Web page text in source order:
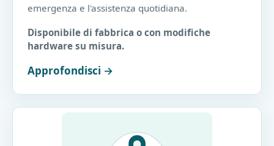
emergenza e l'assistenza quotidiana.
Disponibile di fabbrica o con modifiche
hardware su misura.
Approfondisci →